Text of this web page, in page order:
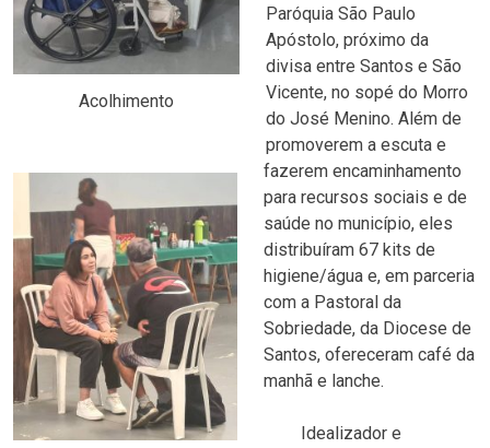
Acolhimento
Paróquia São Paulo
Apóstolo, próximo da
divisa entre Santos e São
Vicente, no sopé do Morro
do José Menino. Além de
promoverem a escuta e
fazerem encaminhamento
para recursos sociais e de
saúde no município, eles
distribuíram 67 kits de
higiene/água e, em parceria
com a Pastoral da
Sobriedade, da Diocese de
Santos, ofereceram café da
manhã e lanche.
Idealizador e